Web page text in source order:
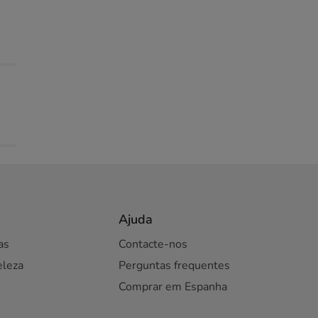
Ajuda
Contacte-nos
Perguntas frequentes
Comprar em Espanha